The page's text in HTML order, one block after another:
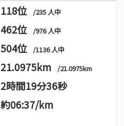
118位 /235 人中
462位 /976 人中
504位 /1136 人中
21.0975km /21.0975km
2時間19分36秒
約06:37/km